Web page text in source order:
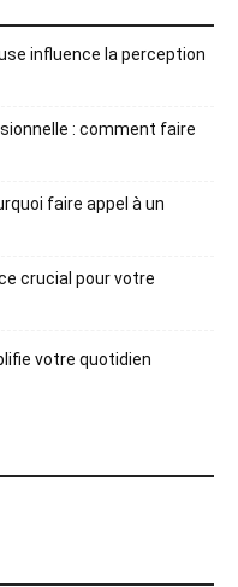
influence la perception
: comment faire
faire appel à un
crucial pour votre
votre quotidien